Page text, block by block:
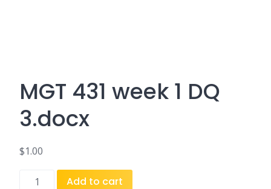
MGT 431 week 1 DQ
3.docx
$1.00
MGT
Add to cart